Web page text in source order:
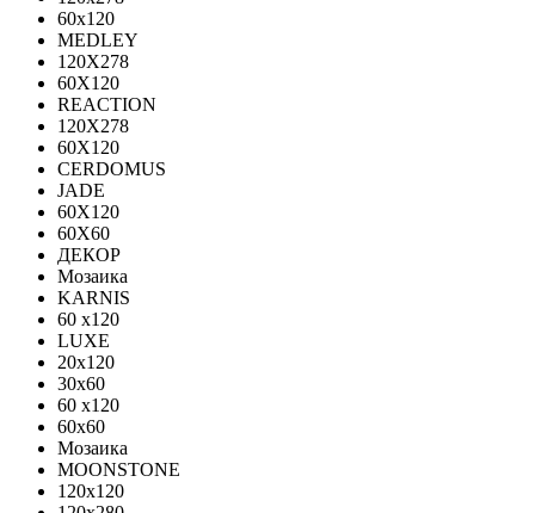
60x120
MEDLEY
120X278
60X120
REACTION
120X278
60X120
CERDOMUS
JADE
60X120
60X60
ДЕКОР
Мозаика
KARNIS
60 x120
LUXE
20x120
30х60
60 x120
60x60
Мозаика
MOONSTONE
120x120